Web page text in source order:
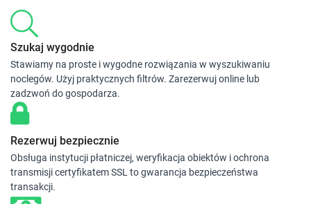
Szukaj wygodnie
Stawiamy na proste i wygodne rozwiązania w wyszukiwaniu
noclegów. Użyj praktycznych filtrów. Zarezerwuj online lub
zadzwoń do gospodarza.
Rezerwuj bezpiecznie
Obsługa instytucji płatniczej, weryfikacja obiektów i ochrona
transmisji certyfikatem SSL to gwarancja bezpieczeństwa
transakcji.